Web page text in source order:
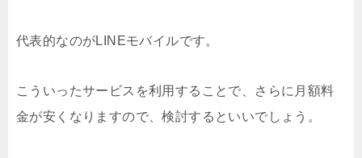
代表的なのがLINEモバイルです。
こういったサービスを利用することで、さらに月額料
金が安くなりますので、検討するといいでしょう。